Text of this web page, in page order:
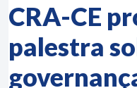
CRA-CE
palestra